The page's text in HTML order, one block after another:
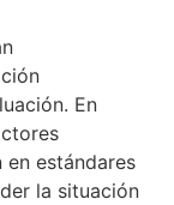
En
estándares
la situación